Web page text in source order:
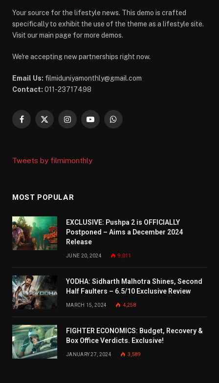
Your source for the lifestyle news. This demo is crafted
specifically to exhibit the use of the theme as a lifestyle site.
Visit our main page for more demos.
We're accepting new partnerships right now.
Email Us: filmiduniyamonthly@gmail.com
Contact: 011-23717498
Facebook
X
InstagramYouTubeWhatsApp
Tweets by filmimonthly
MOST POPULAR
EXCLUSIVE: Pushpa 2 is OFFICIALLY
Postponed – Aims a December 2024
Release
JUNE 20, 2024 9,011
YODHA: Sidharth Malhotra Shines, Second
Half Faulters – 6.5/10 Exclusive Review
MARCH 15, 2024 4,258
FIGHTER ECONOMICS: Budget, Recovery &
Box Office Verdicts. Exclusive!
JANUARY 27, 2024 3,589